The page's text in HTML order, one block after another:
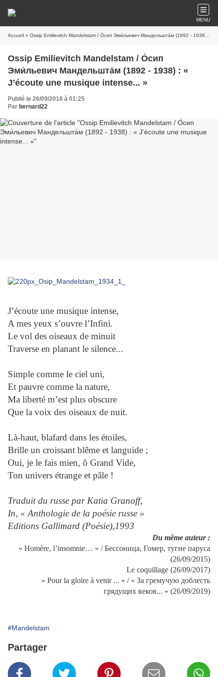
MENU
Accueil » Ossip Emilievitch Mandelstam / О́сип Эми́льевич Мандельшта́м (1892 - 1938) : « J’écoute une musique intense... »
Ossip Emilievitch Mandelstam / О́сип
Эми́льевич Мандельшта́м (1892 - 1938) : «
J’écoute une musique intense... »
Publié le 26/09/2018 à 01:25
Par bernard22
J’écoute une musique intense,
A mes yeux s’ouvre l’Infini.
Le vol des oiseaux de minuit
Traverse en planant le silence...
Simple comme le ciel uni,
Et pauvre comme la nature,
Ma liberté m’est plus obscure
Que la voix des oiseaux de nuit.
Là-haut, blafard dans les étoiles,
Brille un croissant blême et languide ;
Oui, je le fais mien, ô Grand Vide,
Ton univers étrange et pâle !
Traduit du russe par Katia Granoff,
In, « Anthologie de la poésie russe »
Editions Gallimard (Poésie),1993
Du même auteur :
« Homère, l’insomnie… » / Бессоница, Гомер, тугие паруса
(26/09/2015)
Le coquillage (26/09/2017)
« Pour la gloire à venir ... » / « За гремучую доблесть
грядущих веков... » (26/09/2019)
#Mandelstam
Partager